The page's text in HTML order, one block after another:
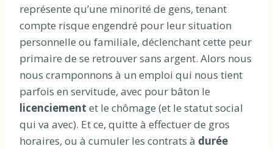
représente qu’une minorité de gens, tenant
compte risque engendré pour leur situation
personnelle ou familiale, déclenchant cette peur
primaire de se retrouver sans argent. Alors nous
nous cramponnons à un emploi qui nous tient
parfois en servitude, avec pour bâton le
licenciement et le chômage (et le statut social
qui va avec). Et ce, quitte à effectuer de gros
horaires, ou à cumuler les contrats à durée